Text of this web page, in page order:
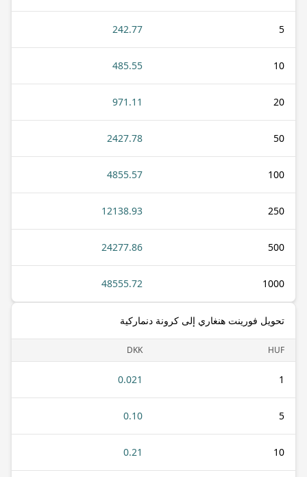
5
242.77
10
485.55
20
971.11
50
2427.78
100
4855.57
250
12138.93
500
24277.86
1000
48555.72
تحويل فورينت هنغاري إلى كرونة دنماركية
HUF
DKK
1
0.021
5
0.10
10
0.21